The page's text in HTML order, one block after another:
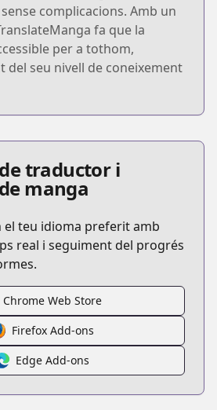
complicacions. Amb un
fa que la
per a tothom,
del seu nivell de coneixement
traductor i
manga
el teu idioma preferit amb
real i seguiment del progrés
Chrome Web Store
Firefox Add-ons
Edge Add-ons